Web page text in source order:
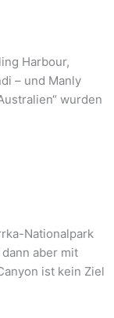
Harbour,
– und Manly
wurden
Nationalpark
aber mit
ist kein Ziel